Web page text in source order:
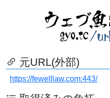
元URL(外部)
https://fewelllaw.com:443/